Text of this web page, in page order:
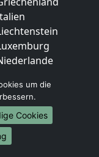
um die
Cookies